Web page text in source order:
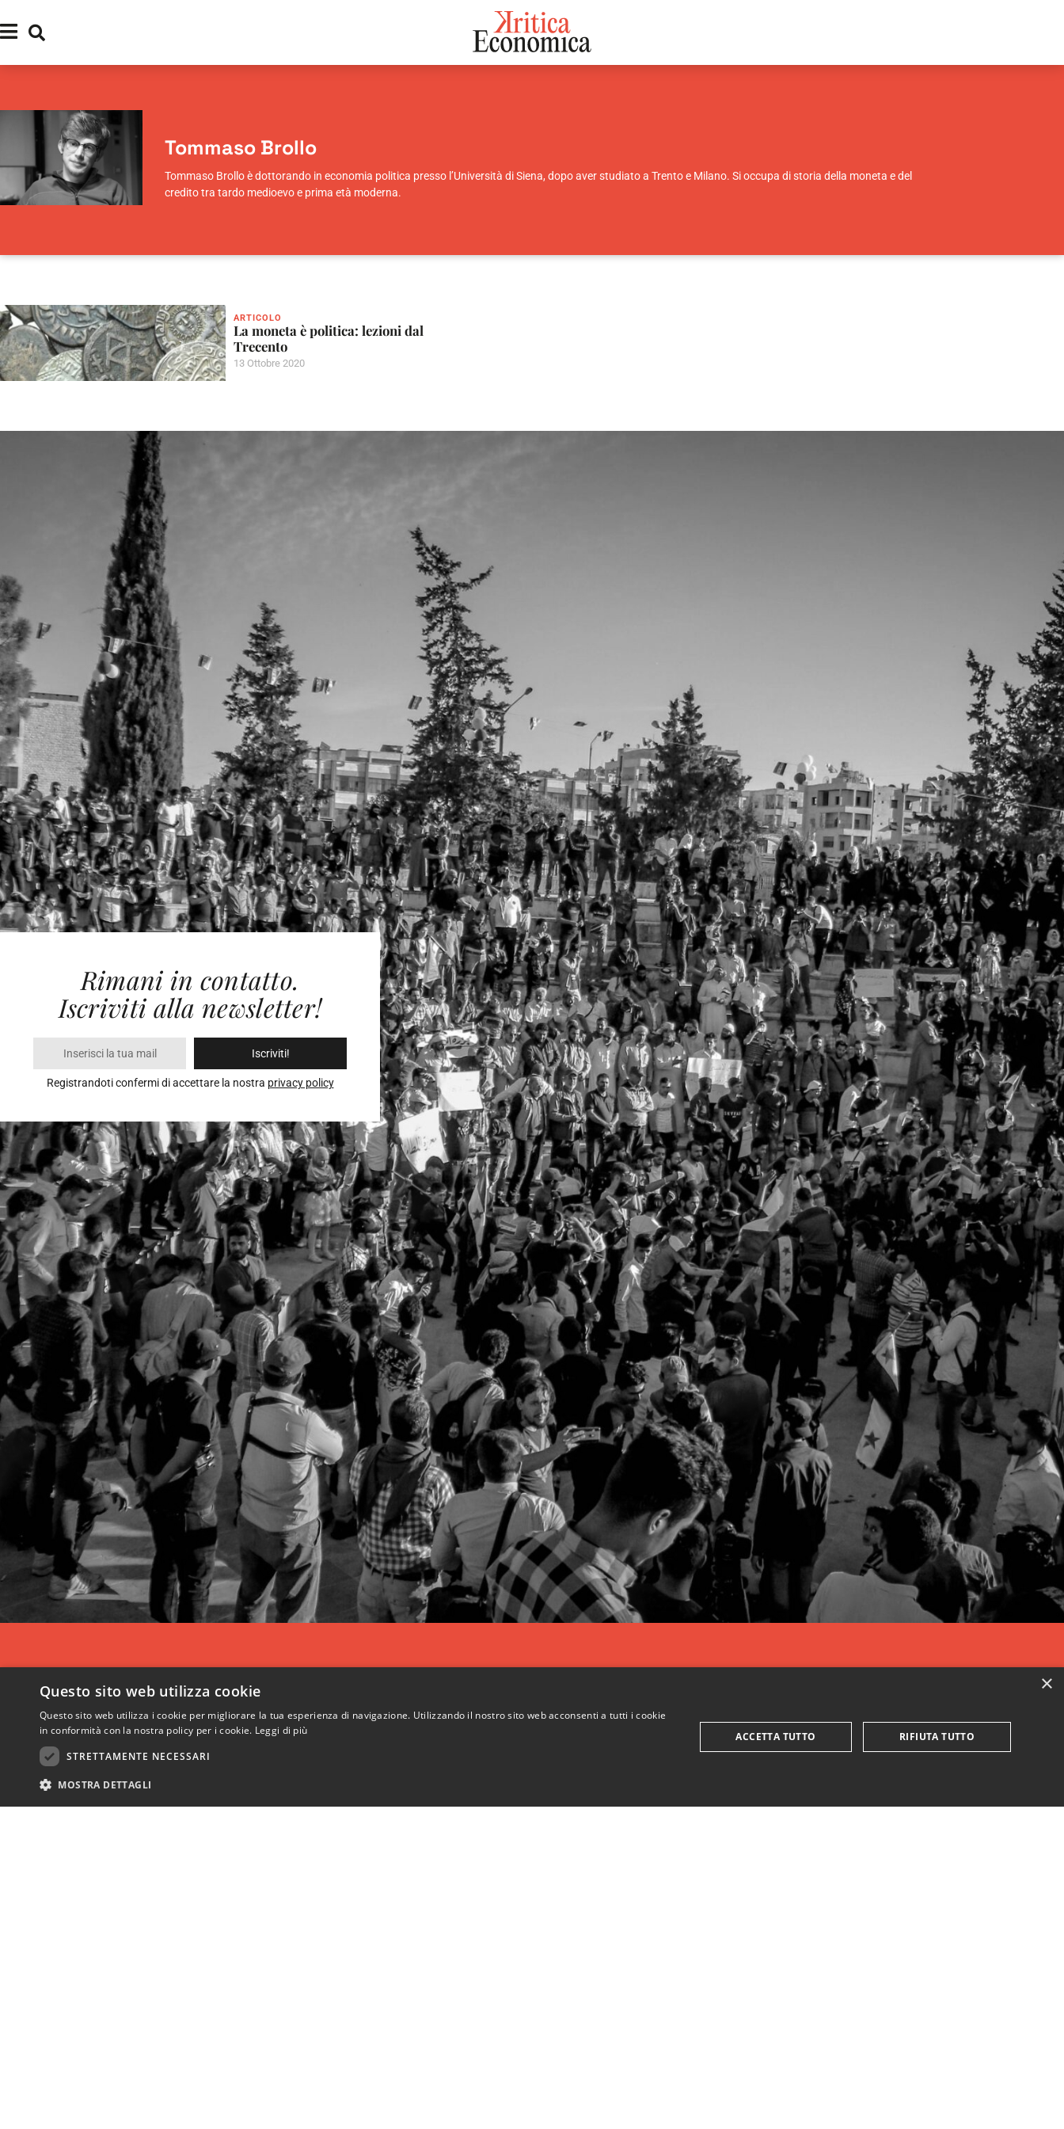
Tommaso Brollo
Tommaso Brollo è dottorando in economia politica presso l’Università di Siena, dopo aver studiato a Trento e Milano. Si occupa di storia della moneta e del
credito tra tardo medioevo e prima età moderna.
ARTICOLO
La moneta è politica: lezioni dal
Trecento
13 Ottobre 2020
Rimani in contatto.
Iscriviti alla newsletter!
Iscriviti!
Registrandoti confermi di accettare la nostra privacy policy
KriticaEconomica
×
Questo sito web utilizza cookie
Questo sito web utilizza i cookie per migliorare la tua esperienza di navigazione. Utilizzando il nostro sito web acconsenti a tutti i cookie
in conformità con la nostra policy per i cookie. Leggi di più
STRETTAMENTE NECESSARI
MOSTRA DETTAGLI
ACCETTA TUTTO RIFIUTA TUTTO